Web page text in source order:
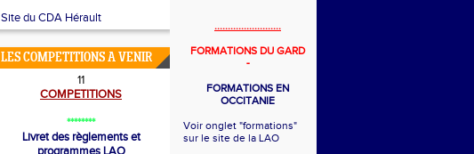
Site du CDA Hérault
LES COMPETITIONS A VENIR
11
COMPETITIONS
********
Livret des règlements et
.........................
FORMATIONS DU GARD
-
FORMATIONS EN
OCCITANIE
Voir onglet "formations"
sur le site de la LAO